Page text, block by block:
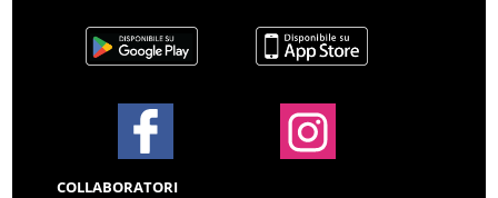
COLLABORATORI